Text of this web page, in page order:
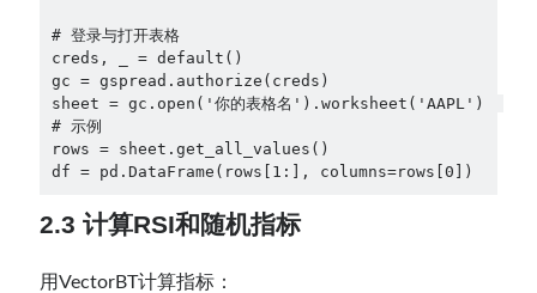
# 登录与打开表格
creds, _ = default()
gc = gspread.authorize(creds)
sheet = gc.open('你的表格名').worksheet('AAPL')
# 示例
rows = sheet.get_all_values()
df = pd.DataFrame(rows[1:], columns=rows[0])
2.3 计算RSI和随机指标
用VectorBT计算指标：